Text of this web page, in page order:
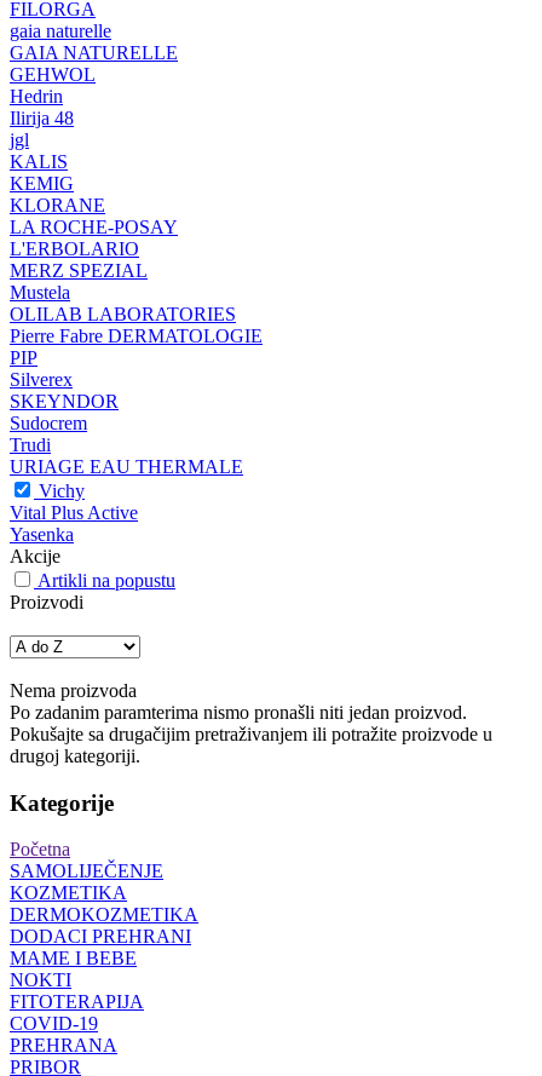
FILORGA
gaia naturelle
GAIA NATURELLE
GEHWOL
Hedrin
Ilirija 48
jgl
KALIS
KEMIG
KLORANE
LA ROCHE-POSAY
L'ERBOLARIO
MERZ SPEZIAL
Mustela
OLILAB LABORATORIES
Pierre Fabre DERMATOLOGIE
PIP
Silverex
SKEYNDOR
Sudocrem
Trudi
URIAGE EAU THERMALE
Vichy
Vital Plus Active
Yasenka
Akcije
Artikli na popustu
Proizvodi
Nema proizvoda
Po zadanim paramterima nismo pronašli niti jedan proizvod.
Pokušajte sa drugačijim pretraživanjem ili potražite proizvode u
drugoj kategoriji.
Kategorije
Početna
SAMOLIJEČENJE
KOZMETIKA
DERMOKOZMETIKA
DODACI PREHRANI
MAME I BEBE
NOKTI
FITOTERAPIJA
COVID-19
PREHRANA
PRIBOR